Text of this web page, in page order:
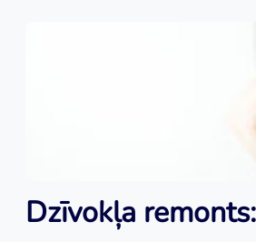
Dzīvokļa